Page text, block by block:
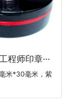
师印章···
米*30毫米，紫